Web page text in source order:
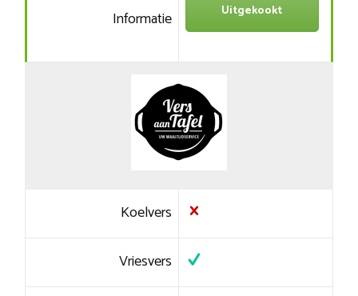
Informatie Uitgekookt
Koelvers
Vriesvers